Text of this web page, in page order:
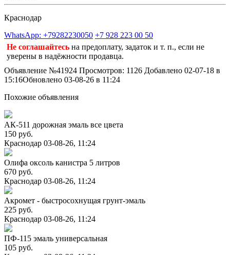
Краснодар
WhatsApp: +79282230050 +7 928 223 00 50
Не соглашайтесь на предоплату, задаток и т. п., если не
уверены в надёжности продавца.
Объявление №41924 Просмотров: 1126 Добавлено 02-07-18 в
15:16Обновлено 03-08-26 в 11:24
Похожие объявления
АК-511 дорожная эмаль все цвета
150 руб.
Краснодар 03-08-26, 11:24
Олифа оксоль канистра 5 литров
670 руб.
Краснодар 03-08-26, 11:24
Акромет - быстросохнущая грунт-эмаль
225 руб.
Краснодар 03-08-26, 11:24
ПФ-115 эмаль универсальная
105 руб.